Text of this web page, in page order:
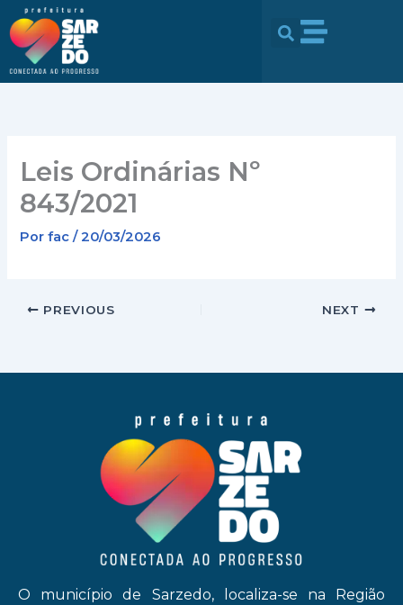
conteúdo
para
conteúdo
Leis Ordinárias Nº
843/2021
Porfac/20/03/2026
PREVIOUS NEXT
O município de Sarzedo, localiza-se na Região